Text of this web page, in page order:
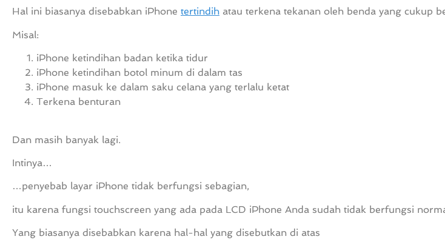
Hal ini biasanya disebabkan iPhone tertindih atau terkena tekanan oleh benda yang cukup
Misal:
iPhone ketindihan badan ketika tidur
iPhone ketindihan botol minum di dalam tas
iPhone masuk ke dalam saku celana yang terlalu ketat
Terkena benturan
Dan masih banyak lagi.
Intinya…
…penyebab layar iPhone tidak berfungsi sebagian,
itu karena fungsi touchscreen yang ada pada LCD iPhone Anda sudah tidak berfungsi
Yang biasanya disebabkan karena hal-hal yang disebutkan di atas